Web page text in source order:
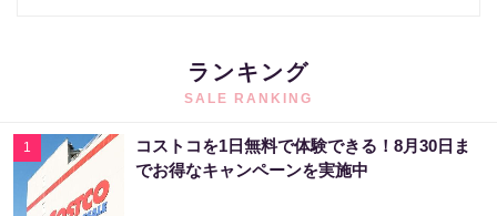
ランキング
SALE RANKING
1
コストコを1日無料で体験できる！8月30日ま
でお得なキャンペーンを実施中